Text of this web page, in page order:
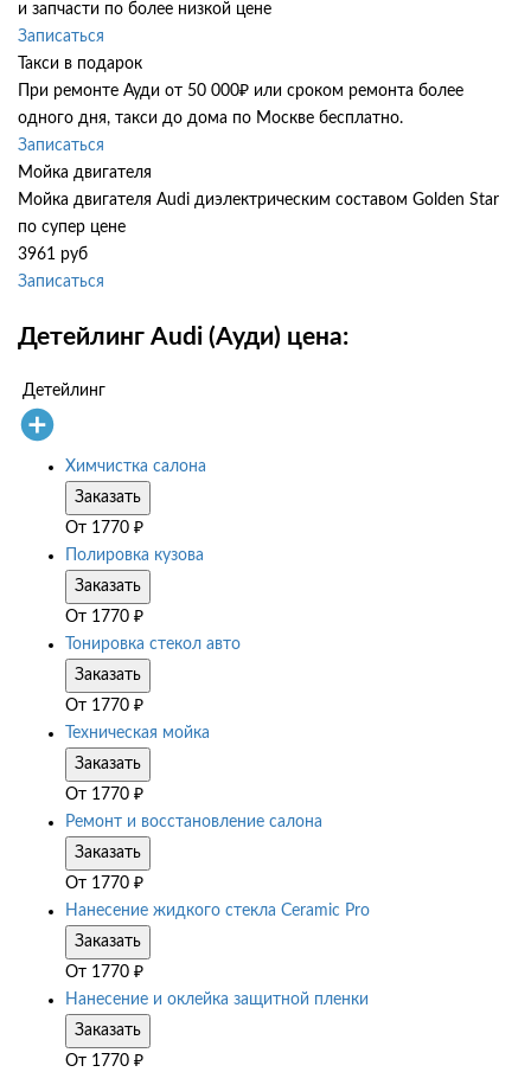
и запчасти по более низкой цене
Записаться
Такси в подарок
При ремонте Ауди от 50 000₽ или сроком ремонта более
одного дня, такси до дома по Москве бесплатно.
Записаться
Мойка двигателя
Мойка двигателя Audi диэлектрическим составом Golden Star
по супер цене
3961 руб
Записаться
Детейлинг Audi (Ауди) цена:
Детейлинг
Химчистка салона
Заказать
От 1770 ₽
Полировка кузова
Заказать
От 1770 ₽
Тонировка стекол авто
Заказать
От 1770 ₽
Техническая мойка
Заказать
От 1770 ₽
Ремонт и восстановление салона
Заказать
От 1770 ₽
Нанесение жидкого стекла Ceramic Pro
Заказать
От 1770 ₽
Нанесение и оклейка защитной пленки
Заказать
От 1770 ₽